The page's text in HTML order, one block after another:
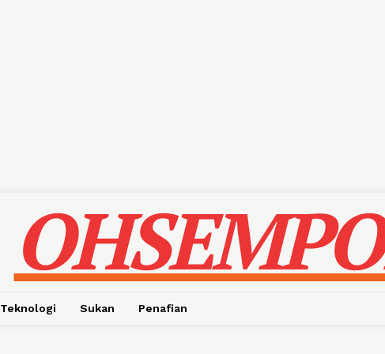
Teknologi Sukan Penafian